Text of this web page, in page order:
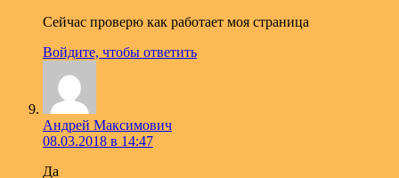
Сейчас проверю как работает моя страница
Войдите, чтобы ответить
Андрей Максимович
08.03.2018 в 14:47
Да